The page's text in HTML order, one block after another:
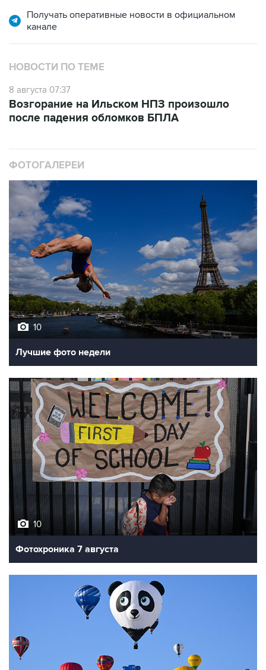
Получать оперативные новости в официальном
канале
НОВОСТИ ПО ТЕМЕ
8 августа 07:37
Возгорание на Ильском НПЗ произошло
после падения обломков БПЛА
ФОТОГАЛЕРЕИ
10
Лучшие фото недели
10
Фотохроника 7 августа